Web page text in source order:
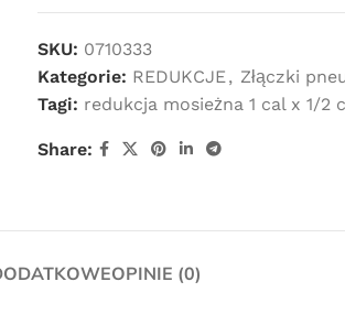
SKU: 0710333
Kategorie: REDUKCJE , Złączki
Tagi: redukcja mosieżna 1 cal x 1/2
Share:
OPINIE (0)